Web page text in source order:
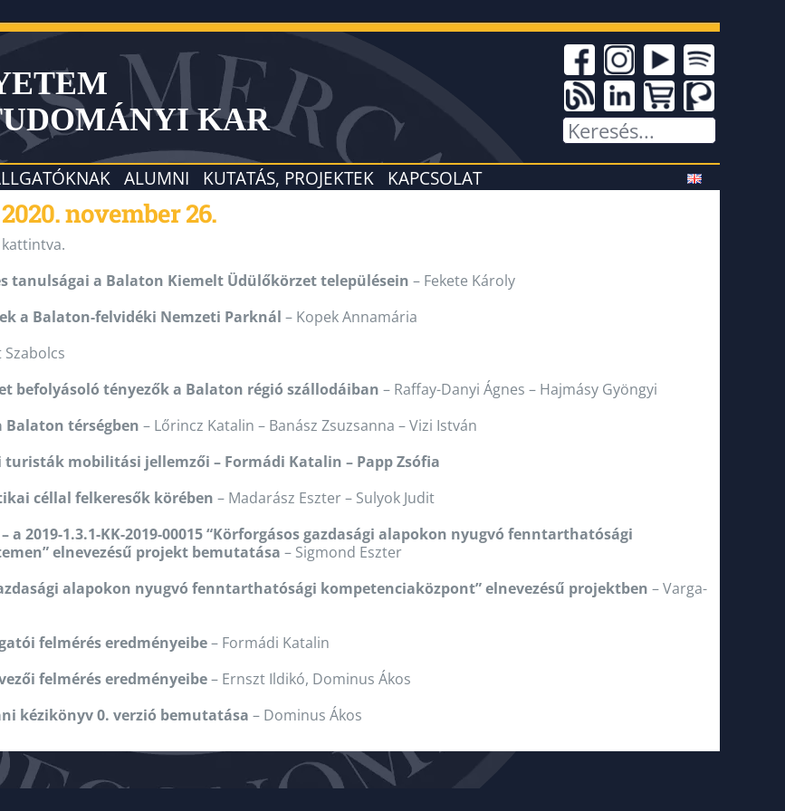
KAR
ALUMNI KUTATÁS, PROJEKTEK KAPCSOLAT
november 26.
a Balaton Kiemelt Üdülőkörzet településein – Fekete Károly
a Balaton-felvidéki Nemzeti Parknál – Kopek Annamária
befolyásoló tényezők a Balaton régió szállodáiban – Raffay-Danyi Ágnes – Hajmásy Gyöngyi
Balaton térségben – Lőrincz Katalin – Banász Zsuzsanna – Vizi István
mobilitási jellemzői – Formádi Katalin – Papp Zsófia
céllal felkeresők körében – Madarász Eszter – Sulyok Judit
2019-1.3.1-KK-2019-00015 “Körforgásos gazdasági alapokon nyugvó fenntarthatósági
elnevezésű projekt bemutatása – Sigmond Eszter
alapokon nyugvó fenntarthatósági kompetenciaközpont” elnevezésű projektben – Varga-
felmérés eredményeibe– Formádi Katalin
felmérés eredményeibe– Ernszt Ildikó, Dominus Ákos
kézikönyv 0. verzió bemutatása – Dominus Ákos